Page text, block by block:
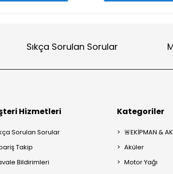
Sıkça Sorulan Sorular
Hizmetleri
Sorulan Sorular
Takip
Bildirimleri
Kategoriler
🚨EKİPMAN &
Aküler
Motor Yağı